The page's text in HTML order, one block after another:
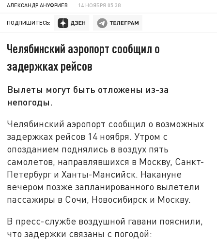
АЛЕКСАНДР АНУФРИЕВ 14 НОЯБРЯ 05:38
ПОДПИШИТЕСЬ:
Челябинский аэропорт сообщил о
задержках рейсов
Вылеты могут быть отложены из-за
непогоды.
Челябинский аэропорт сообщил о возможных
задержках рейсов 14 ноября. Утром с
опозданием поднялись в воздух пять
самолетов, направлявшихся в Москву, Санкт-
Петербург и Ханты-Мансийск. Накануне
вечером позже запланированного вылетели
пассажиры в Сочи, Новосибирск и Москву.
В пресс-службе воздушной гавани пояснили,
что задержки связаны с погодой: